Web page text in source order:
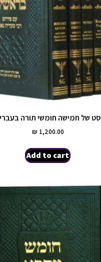
סט של חמישה חומשי תורה
₪ 1,200.00
Add to cart